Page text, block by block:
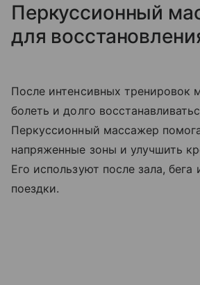
Перкуссионный
для
После интенсивных тренировок
болеть и долго
Перкуссионный массажер
напряженные зоны и улучшить
Его используют после зала, бега
поездки.